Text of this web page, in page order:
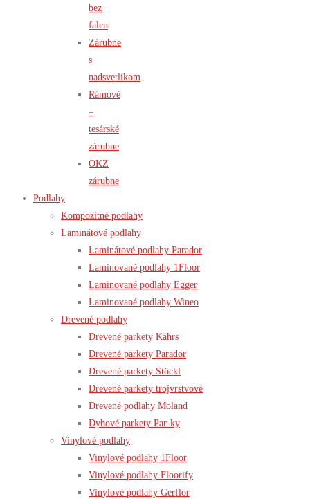
bez
falcu
Zárubne
s
nadsvetlíkom
Rámové
–
tesárské
zárubne
OKZ
zárubne
Podlahy
Kompozitné podlahy
Laminátové podlahy
Laminátové podlahy Parador
Laminované podlahy 1Floor
Laminované podlahy Egger
Laminované podlahy Wineo
Drevené podlahy
Drevené parkety Kährs
Drevené parkety Parador
Drevené parkety Stöckl
Drevené parkety trojvrstvové
Drevené podlahy Moland
Dyhové parkety Par-ky
Vinylové podlahy
Vinylové podlahy 1Floor
Vinylové podlahy Floorify
Vinylové podlahy Gerflor